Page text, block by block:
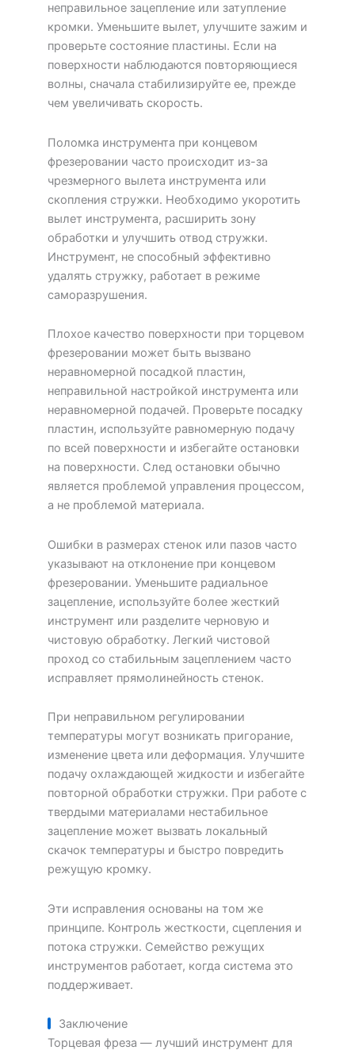
неправильное зацепление или затупление
кромки. Уменьшите вылет, улучшите зажим и
проверьте состояние пластины. Если на
поверхности наблюдаются повторяющиеся
волны, сначала стабилизируйте ее, прежде
чем увеличивать скорость.
Поломка инструмента при концевом
фрезеровании часто происходит из-за
чрезмерного вылета инструмента или
скопления стружки. Необходимо укоротить
вылет инструмента, расширить зону
обработки и улучшить отвод стружки.
Инструмент, не способный эффективно
удалять стружку, работает в режиме
саморазрушения.
Плохое качество поверхности при торцевом
фрезеровании может быть вызвано
неравномерной посадкой пластин,
неправильной настройкой инструмента или
неравномерной подачей. Проверьте посадку
пластин, используйте равномерную подачу
по всей поверхности и избегайте остановки
на поверхности. След остановки обычно
является проблемой управления процессом,
а не проблемой материала.
Ошибки в размерах стенок или пазов часто
указывают на отклонение при концевом
фрезеровании. Уменьшите радиальное
зацепление, используйте более жесткий
инструмент или разделите черновую и
чистовую обработку. Легкий чистовой
проход со стабильным зацеплением часто
исправляет прямолинейность стенок.
При неправильном регулировании
температуры могут возникать пригорание,
изменение цвета или деформация. Улучшите
подачу охлаждающей жидкости и избегайте
повторной обработки стружки. При работе с
твердыми материалами нестабильное
зацепление может вызвать локальный
скачок температуры и быстро повредить
режущую кромку.
Эти исправления основаны на том же
принципе. Контроль жесткости, сцепления и
потока стружки. Семейство режущих
инструментов работает, когда система это
поддерживает.
Заключение
Торцевая фреза — лучший инструмент для